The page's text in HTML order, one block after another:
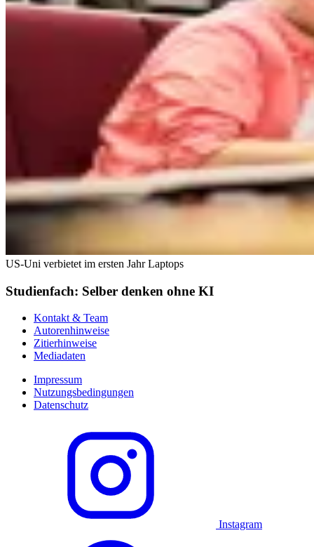
US-Uni verbietet im ersten Jahr Laptops
Studienfach: Selber denken ohne KI
Kontakt & Team
Autorenhinweise
Zitierhinweise
Mediadaten
Impressum
Nutzungsbedingungen
Datenschutz
Instagram